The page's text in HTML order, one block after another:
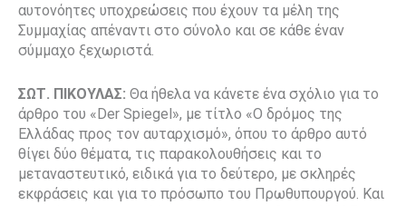
αυτονόητες υποχρεώσεις που έχουν τα μέλη της
Συμμαχίας απέναντι στο σύνολο και σε κάθε έναν
σύμμαχο ξεχωριστά.
ΣΩΤ. ΠΙΚΟΥΛΑΣ: Θα ήθελα να κάνετε ένα σχόλιο για το
άρθρο του «Der Spiegel», με τίτλο «Ο δρόμος της
Ελλάδας προς τον αυταρχισμό», όπου το άρθρο αυτό
θίγει δύο θέματα, τις παρακολουθήσεις και το
μεταναστευτικό, ειδικά για το δεύτερο, με σκληρές
εκφράσεις και για το πρόσωπο του Πρωθυπουργού. Και